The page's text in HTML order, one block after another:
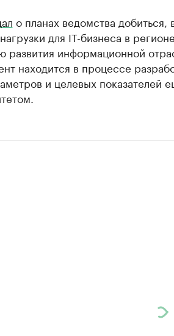
о планах ведомства добиться,
для IT-бизнеса в
развития информационной
находится в процессе
и целевых показателей